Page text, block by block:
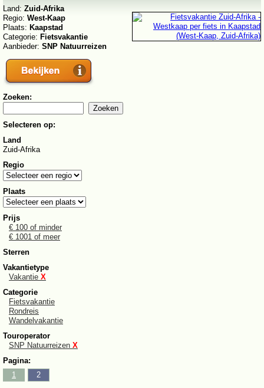
Land: Zuid-Afrika
Regio: West-Kaap
Plaats: Kaapstad
Categorie: Fietsvakantie
Aanbieder: SNP Natuurreizen
Zoeken:
Selecteren op:
Land
Zuid-Afrika
Regio
Plaats
Prijs
€ 100 of minder
€ 1001 of meer
Sterren
Vakantietype
Vakantie X
Categorie
Fietsvakantie
Rondreis
Wandelvakantie
Touroperator
SNP Natuurreizen X
Pagina:
1
2